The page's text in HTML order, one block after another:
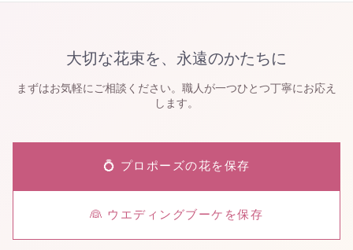
大切な花束を、永遠のかたちに
まずはお気軽にご相談ください。職人が一つひとつ丁寧にお応え
します。
💍 プロポーズの花を保存
👰 ウエディングブーケを保存